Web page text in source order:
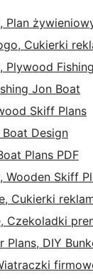
Plan
Cukierki
Plywood
Jon Boat
Skiff Plans
Design
Plans PDF
Wooden Skiff
Cukierki
Czekoladki
Plans, DIY